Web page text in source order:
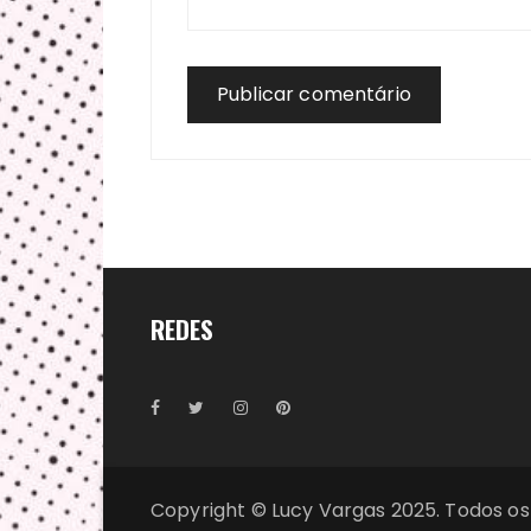
REDES
Copyright © Lucy Vargas 2025. Todos